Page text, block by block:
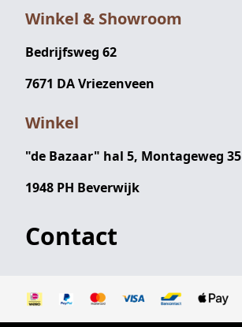
Winkel & Showroom
Bedrijfsweg 62
7671 DA Vriezenveen
Winkel
"de Bazaar" hal 5, Montageweg 35
1948 PH Beverwijk
Contact